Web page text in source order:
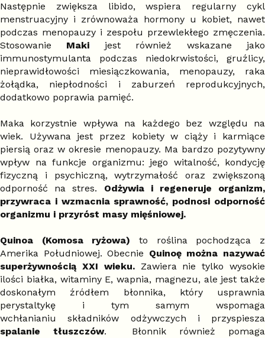
Następnie zwiększa libido, wspiera regularny cykl
menstruacyjny i zrównoważa hormony u kobiet, nawet
podczas menopauzy i zespołu przewlekłego zmęczenia.
Stosowanie Maki jest również wskazane jako
immunostymulanta podczas niedokrwistości, gruźlicy,
nieprawidłowości miesiączkowania, menopauzy, raka
żołądka, niepłodności i zaburzeń reprodukcyjnych,
dodatkowo poprawia pamięć.
Maka korzystnie wpływa na każdego bez względu na
wiek. Używana jest przez kobiety w ciąży i karmiące
piersią oraz w okresie menopauzy. Ma bardzo pozytywny
wpływ na funkcje organizmu: jego witalność, kondycję
fizyczną i psychiczną, wytrzymałość oraz zwiększoną
odporność na stres. Odżywia i regeneruje organizm,
przywraca i wzmacnia sprawność, podnosi odporność
organizmu i przyróst masy mięśniowej.
Quinoa (Komosa ryżowa) to roślina pochodząca z
Amerika Południowej. Obecnie Quinoę można nazywać
superżywnością XXI wieku.Zawiera nie tylko wysokie
ilości białka, witaminy E, wapnia, magnezu, ale jest także
doskonałym źródłem błonnika, który usprawnia
perystaltykę i tym samym wspomaga
wchłanianiu składników odżywczych i przyspiesza
spalanie tłuszczów. Błonnik również pomaga